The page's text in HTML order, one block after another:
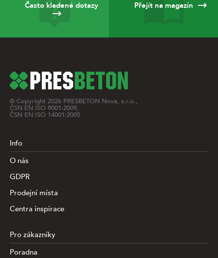
Často kladené dotazy Přejít na magazín
© Copyright 2026 PRESBETON Nova, s.r.o.,
ČSN EN ISO 9001:2009,
ČSN EN ISO 14001:2005
Info
O nás
GDPR
Prodejní místa
Centra inspirace
Pro zákazníky
Poradna